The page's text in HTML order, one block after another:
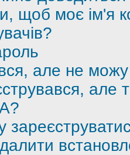
щоб моє ім'я
але не